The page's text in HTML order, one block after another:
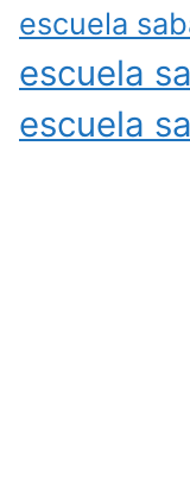
escuela
escuela
escuela